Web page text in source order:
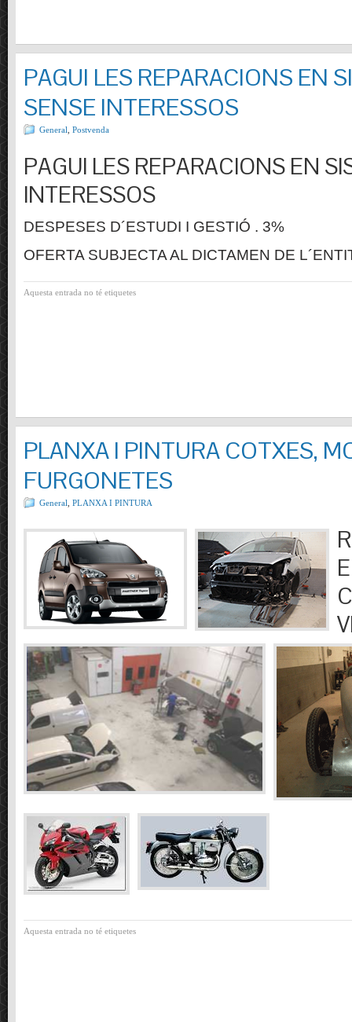
PAGUI LES REPARACIONS EN
SENSE INTERESSOS
General Postvenda
PAGUI LES REPARACIONS EN
INTERESSOS
DESPESES D´ESTUDI I GESTIÓ . 3%
OFERTA SUBJECTA AL DICTAMEN DE
Aquesta entrada no té etiquetes
PLANXA I PINTURA COTXES,
FURGONETES
General PLANXA I PINTURA
Aquesta entrada no té etiquetes